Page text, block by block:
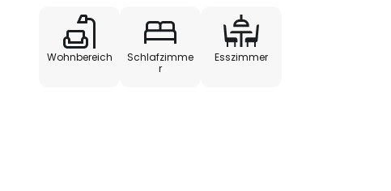
Wohnbereich
Schlafzimme
r
Esszimmer